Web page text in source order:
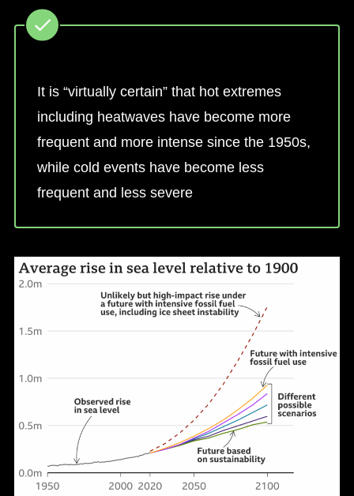
It is “virtually certain” that hot extremes
including heatwaves have become more
frequent and more intense since the 1950s,
while cold events have become less
frequent and less severe